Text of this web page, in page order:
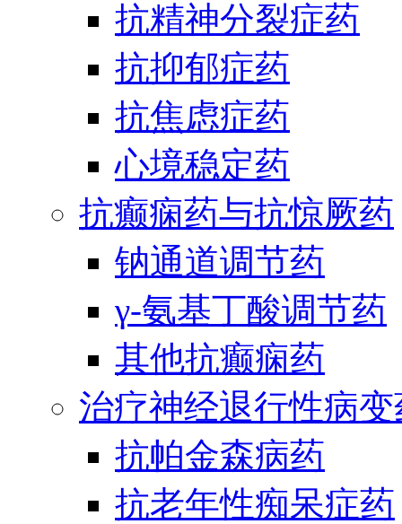
抗精神分裂症药
抗抑郁症药
抗焦虑症药
心境稳定药
抗癫痫药与抗惊厥药
钠通道调节药
γ-氨基丁酸调节药
其他抗癫痫药
治疗神经退行性病
抗帕金森病药
抗老年性痴呆症药